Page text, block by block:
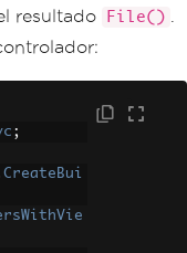
resultado
File()
;
CreateBui